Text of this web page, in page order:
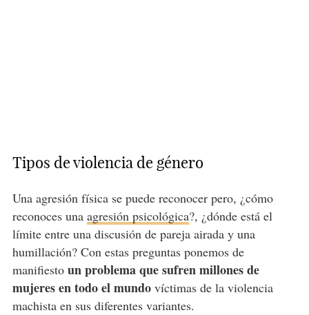
Tipos de violencia de género
Una agresión física se puede reconocer pero, ¿cómo
reconoces una agresión psicológica?, ¿dónde está el
límite entre una discusión de pareja airada y una
humillación? Con estas preguntas ponemos de
manifiesto un problema que sufren millones de
mujeres en todo el mundovíctimas de la violencia
machista en sus diferentes variantes.